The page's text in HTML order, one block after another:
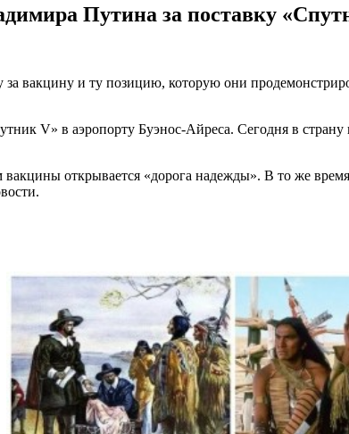
Путина за поставку
за вакцину и ту позицию, которую они
V» в аэропорту Буэнос-Айреса. Сегодня в
открывается «дорога надежды». В то же